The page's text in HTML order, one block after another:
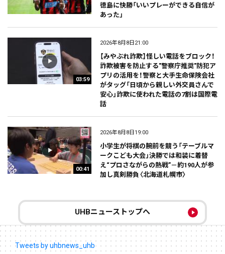
徳島に快勝「いいプレーができる自信が
あった」
03:59
2026年8月8日21:00
【みやぶれ詐欺】怪しい電話をブロック！
詐欺被害を防止する"警察庁推奨"防犯ア
プリの活用を！警察と大手生命保険会社
がタッグ「日頃から親しい外交員さんで
安心」詐欺に使われた電話の7割は国際電
話
00:41
2026年8月8日19:00
小学生が将棋の腕前を競う「テーブルマ
ークこども大会」決勝では和装に着替
え“プロさながらの熱戦”－約190人が参
加し真剣勝負〈北海道札幌市〉
UHBニューストップへ
Tweets by uhbnews_uhb